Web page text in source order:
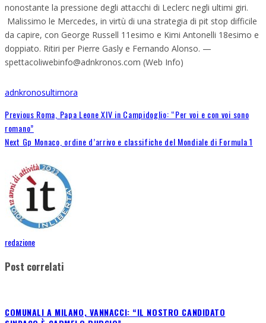
nonostante la pressione degli attacchi di Leclerc negli ultimi giri.
Malissimo le Mercedes, in virtù di una strategia di pit stop difficile
da capire, con George Russell 11esimo e Kimi Antonelli 18esimo e
doppiato. Ritiri per Pierre Gasly e Fernando Alonso. —
spettacoliwebinfo@adnkronos.com (Web Info)
adnkronosultimora
Previous Roma, Papa Leone XIV in Campidoglio: “Per voi e con voi sono
romano”
Next Gp Monaco, ordine d’arrivo e classifiche del Mondiale di Formula 1
redazione
Post correlati
COMUNALI A MILANO, VANNACCI: “IL NOSTRO CANDIDATO